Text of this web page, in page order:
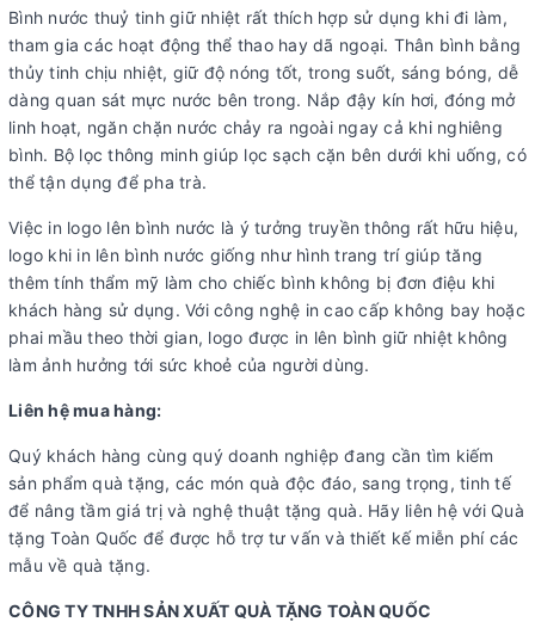
Bình nước thuỷ tinh giữ nhiệt rất thích hợp sử dụng khi đi làm,
tham gia các hoạt động thể thao hay dã ngoại. Thân bình bằng
thủy tinh chịu nhiệt, giữ độ nóng tốt, trong suốt, sáng bóng, dễ
dàng quan sát mực nước bên trong. Nắp đậy kín hơi, đóng mở
linh hoạt, ngăn chặn nước chảy ra ngoài ngay cả khi nghiêng
bình. Bộ lọc thông minh giúp lọc sạch cặn bên dưới khi uống, có
thể tận dụng để pha trà.
Việc in logo lên bình nước là ý tưởng truyền thông rất hữu hiệu,
logo khi in lên bình nước giống như hình trang trí giúp tăng
thêm tính thẩm mỹ làm cho chiếc bình không bị đơn điệu khi
khách hàng sử dụng. Với công nghệ in cao cấp không bay hoặc
phai mầu theo thời gian, logo được in lên bình giữ nhiệt không
làm ảnh hưởng tới sức khoẻ của người dùng.
Liên hệ mua hàng:
Quý khách hàng cùng quý doanh nghiệp đang cần tìm kiếm
sản phẩm quà tặng, các món quà độc đáo, sang trọng, tinh tế
để nâng tầm giá trị và nghệ thuật tặng quà. Hãy liên hệ với Quà
tặng Toàn Quốc để được hỗ trợ tư vấn và thiết kế miễn phí các
mẫu về quà tặng.
CÔNG TY TNHH SẢN XUẤT QUÀ TẶNG TOÀN QUỐC